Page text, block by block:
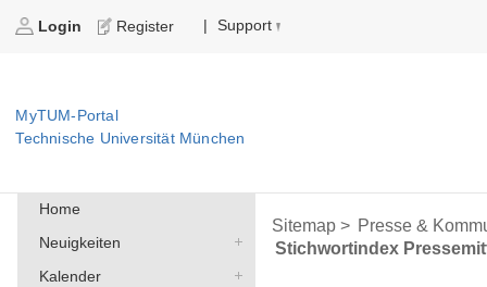
Login Register | Support
MyTUM-Portal
Technische Universität München
Home
Neuigkeiten
Kalender
Sitemap > Presse &
Stichwortindex